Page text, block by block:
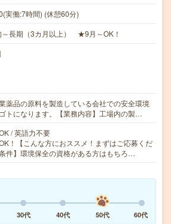
実働:7時間) (休憩60分)
～長期（3カ月以上） ★9月～OK！
薬品の原料を製造している会社での安全環境
トになります。【業務内容】工場内の製…
/ 英語力不要
！【こんな方におススメ！まずはご応募くだ
件】環境保全の資格がある方はもちろ…
30代 40代 50代 60代